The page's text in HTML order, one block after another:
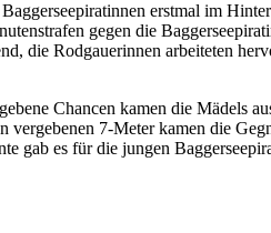
erstmal im
gegen die
die Rodgauerinnen arbeiteten
Chancen kamen die Mädels
7-Meter kamen die
es für die jungen